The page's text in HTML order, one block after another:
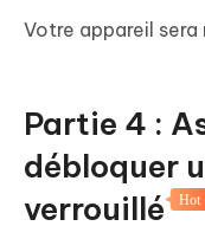
Votre appareil
Partie 4 :
débloquer
verrouillé
Hot